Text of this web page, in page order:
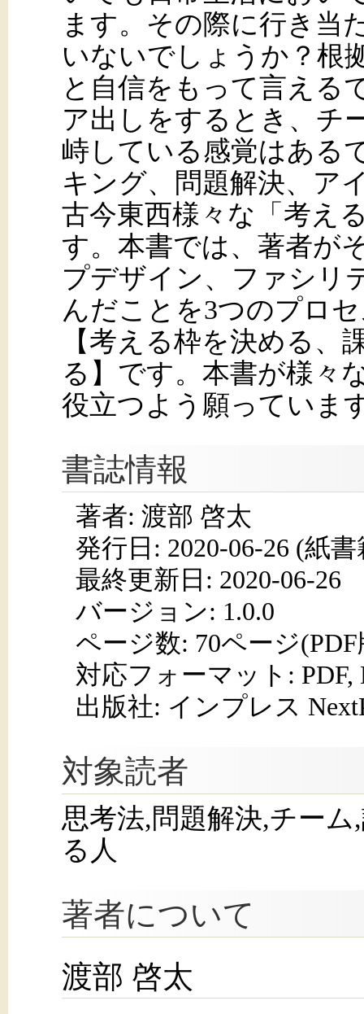
ます。その際に行き当
いないでしょうか？根
と自信をもって言える
ア出しをするとき、チ
峙している感覚はある
キング、問題解決、ア
古今東西様々な「考え
す。本書では、著者が
プデザイン、ファシリ
んだことを3つのプロ
【考える枠を決める、
る】です。本書が様々
役立つよう願っていま
書誌情報
著者: 渡部 啓太
発行日: 2020-06-26 (紙書
最終更新日: 2020-06-26
バージョン: 1.0.0
ページ数: 70ページ
対応フォーマット: PDF,
出版社: インプレス
対象読者
思考法,問題解決,チー
る人
著者について
渡部 啓太